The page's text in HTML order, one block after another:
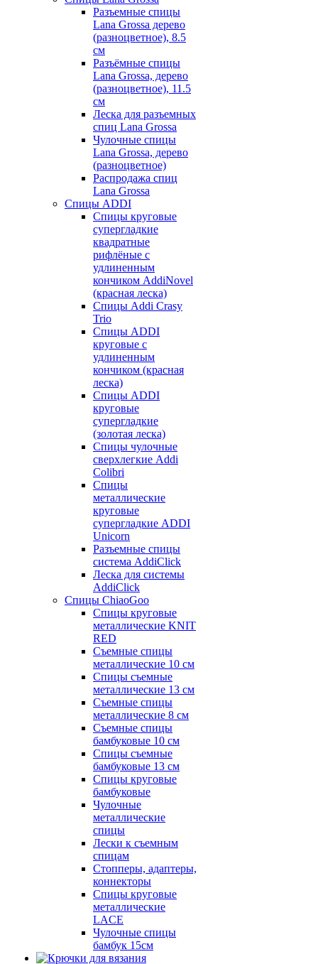
Разъемные спицы
Lana Grossa дерево
(разноцветное), 8.5
см
Разъёмные спицы
Lana Grossa, дерево
(разноцветное), 11.5
см
Леска для разъемных
спиц Lana Grossa
Чулочные спицы
Lana Grossa, дерево
(разноцветное)
Распродажа спиц
Lana Grossa
Спицы ADDI
Спицы круговые
супергладкие
квадратные
рифлёные с
удлиненным
кончиком AddiNovel
(красная леска)
Спицы Addi Crasy
Trio
Спицы ADDI
круговые с
удлиненным
кончиком (красная
леска)
Спицы ADDI
круговые
супергладкие
(золотая леска)
Спицы чулочные
сверхлегкие Addi
Colibri
Спицы
металлические
круговые
супергладкие ADDI
Unicorn
Разъемные спицы
система AddiClick
Леска для системы
AddiClick
Спицы ChiaoGoo
Спицы круговые
металлические KNIT
RED
Съемные спицы
металлические 10 см
Спицы съемные
металлические 13 см
Съемные спицы
металлические 8 см
Съемные спицы
бамбуковые 10 см
Спицы съемные
бамбуковые 13 см
Спицы круговые
бамбуковые
Чулочные
металлические
спицы
Лески к съемным
спицам
Стопперы, адаптеры,
коннекторы
Спицы круговые
металлические
LACE
Чулочные спицы
бамбук 15см